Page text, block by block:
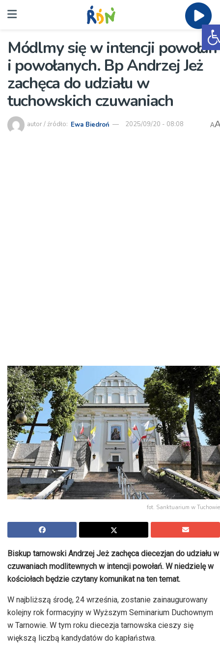
Módlmy się w intencji powołań
i powołanych. Bp Andrzej Jeż
zachęca do udziału w
tuchowskich czuwaniach
autor / źródło: Ewa Biedroń 2025/09/20 - 08:08 A
fot. Sanktuarium w Tuchowie
Biskup tarnowski Andrzej Jeż zachęca diecezjan do udziału w
czuwaniach modlitewnych w intencji powołań. W niedzielę w
kościołach będzie czytany komunikat na ten temat.
W najbliższą środę, 24 września, zostanie zainaugurowany
kolejny rok formacyjny w Wyższym Seminarium Duchownym
w Tarnowie. W tym roku diecezja tarnowska cieszy się
większą liczbą kandydatów do kapłaństwa.